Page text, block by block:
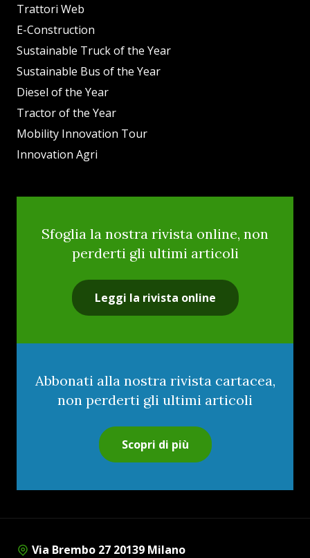
Trattori Web
E-Construction
Sustainable Truck of the Year
Sustainable Bus of the Year
Diesel of the Year
Tractor of the Year
Mobility Innovation Tour
Innovation Agri
Sfoglia la nostra rivista online, non
perderti gli ultimi articoli
Leggi la rivista online
Abbonati alla nostra rivista cartacea,
non perderti gli ultimi articoli
Scopri di più
Via Brembo 27 20139 Milano